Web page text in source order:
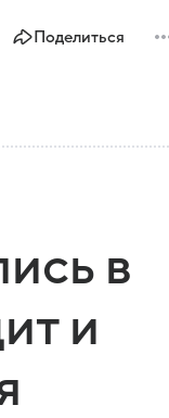
Поделиться
в
и